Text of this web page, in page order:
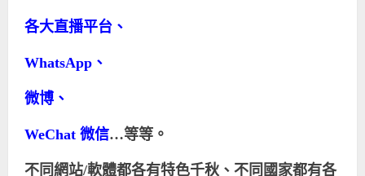
各大直播平台、
WhatsApp 、
微博、
WeChat 微信…等等。
不同網站/軟體都各有特色千秋、不同國家都有各